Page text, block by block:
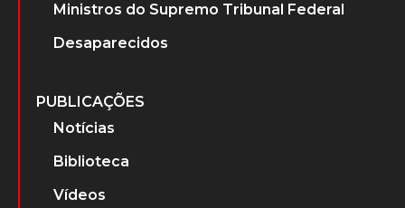
Ministros do Supremo Tribunal Federal
Desaparecidos
PUBLICAÇÕES
Notícias
Biblioteca
Vídeos